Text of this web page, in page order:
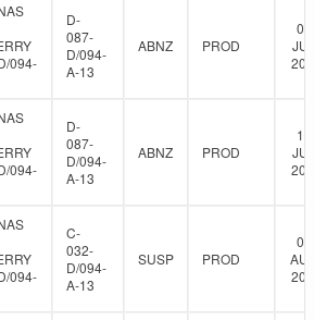
094-
D-
087-
D/094-
A-13
ABNZ PROD
094-
D-
087-
D/094-
A-13
ABNZ PROD
094-
C-
032-
D/094-
A-13
SUSP PROD